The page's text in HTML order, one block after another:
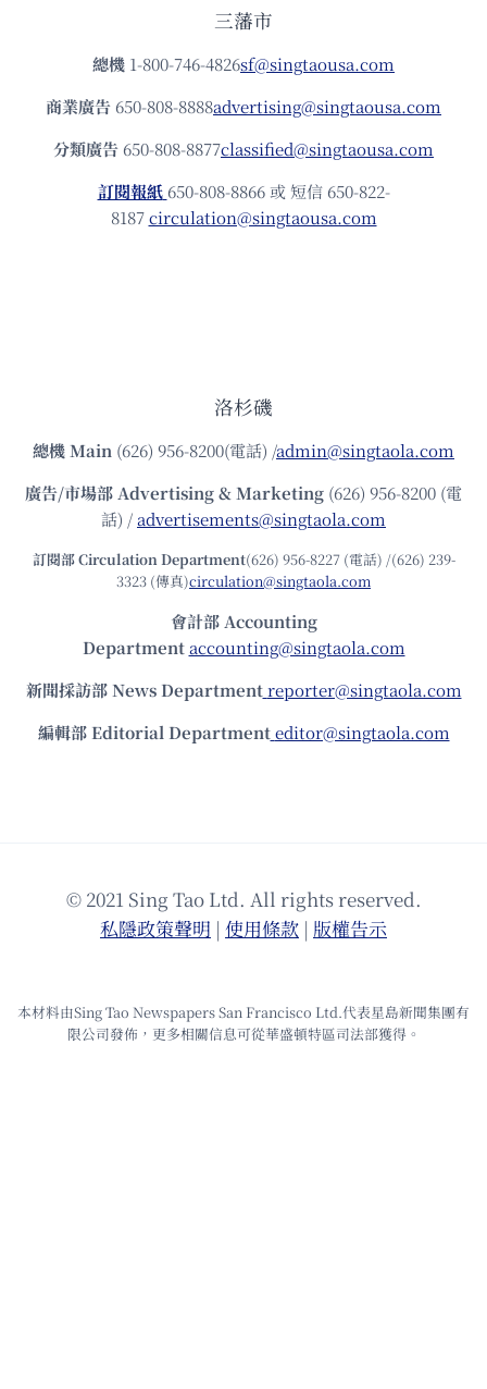
三藩市
總機 1-800-746-4826sf@singtaousa.com
商業廣告 650-808-8888advertising@singtaousa.com
分類廣告 650-808-8877classified@singtaousa.com
訂閱報紙 650-808-8866 或 短信 650-822-
8187circulation@singtaousa.com
洛杉磯
總機Main (626) 956-8200(電話) /admin@singtaola.com
廣告/市場部Advertising & Marketing (626) 956-8200 (電
話) /advertisements@singtaola.com
訂閱部 Circulation Department(626) 956-8227 (電話) /(626) 239-
3323 (傳真)circulation@singtaola.com
會計部 Accounting
Department accounting@singtaola.com
新聞採訪部 News Department reporter@singtaola.com
編輯部 Editorial Department editor@singtaola.com
© 2021 Sing Tao Ltd. All rights reserved.
私隱政策聲明 | 使⽤條款 | 版權告⽰
本材料由Sing Tao Newspapers San Francisco Ltd.代表星島新聞集團有
限公司發佈，更多相關信息可從華盛頓特區司法部獲得。